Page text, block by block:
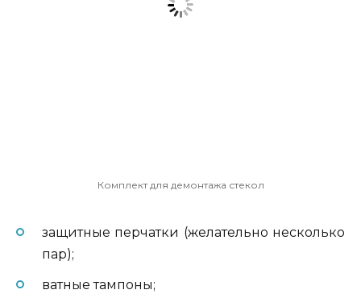
Комплект для демонтажа стекол
защитные перчатки (желательно несколько
пар);
ватные тампоны;